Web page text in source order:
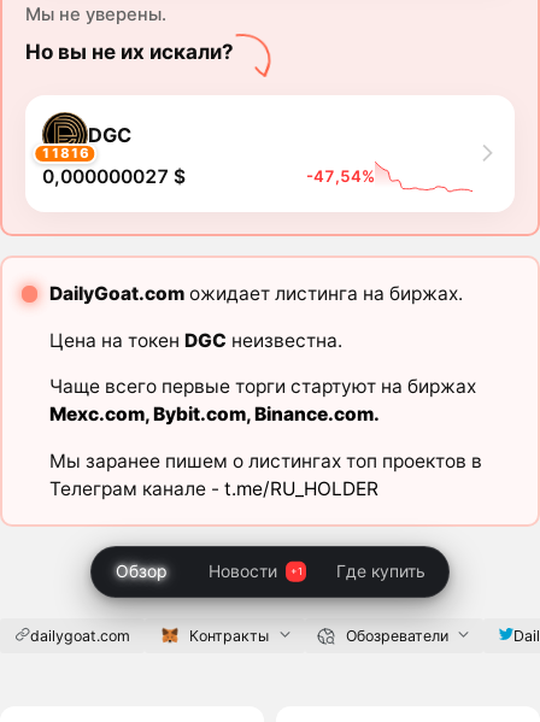
Мы не уверены.
Но вы не их искали?
11816
DGC
0,000000027 $ -47,54%
DailyGoat.comожидает листинга на биржах.
Цена на токен DGC неизвестна.
Чаще всего первые торги стартуют на биржах
Mexc.com,Bybit.com,Binance.com.
Мы заранее пишем о листингах топ проектов в
Телеграм канале - t.me/RU_HOLDER
Обзор Новости Где купить
dailygoat.com Контракты Обозреватели